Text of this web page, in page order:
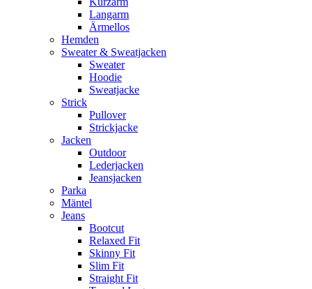
Langarm
Ärmellos
Hemden
Sweater & Sweatjacken
Sweater
Hoodie
Sweatjacke
Strick
Pullover
Strickjacke
Jacken
Outdoor
Lederjacken
Jeansjacken
Parka
Mäntel
Jeans
Bootcut
Relaxed Fit
Skinny Fit
Slim Fit
Straight Fit